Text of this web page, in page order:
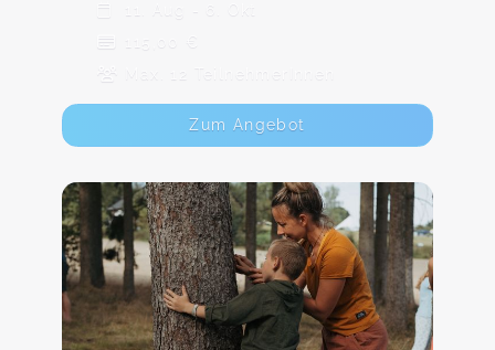
11. Aug - 6. Okt
115,00 €
Max. 12 TeilnehmerInnen
Zum Angebot